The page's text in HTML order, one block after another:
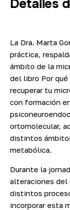
Detalles
La Dra. Marta
práctica,
ámbito de la
del libro Por
recuperar tu
con formación
ortomolecular,
distintos
metabólica.
Durante la
alteraciones
distintos
incorporar esta